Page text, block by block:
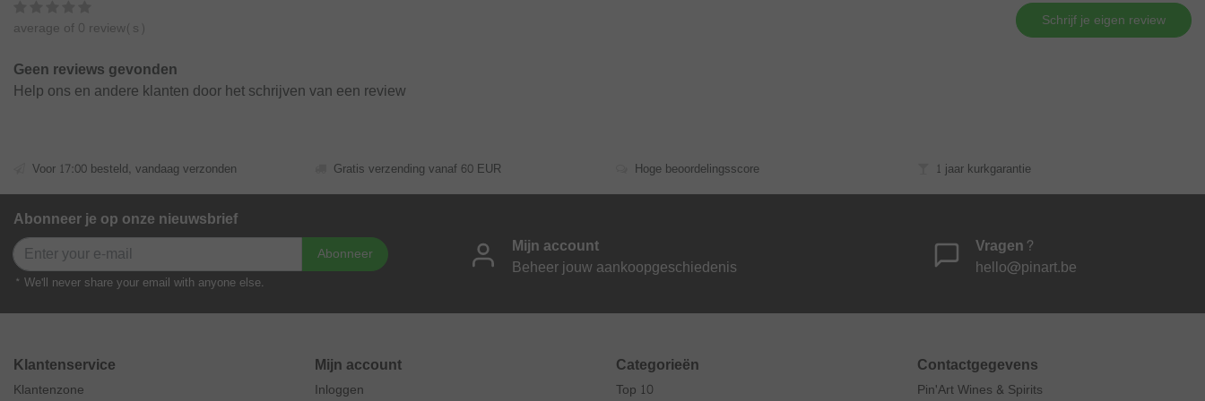
average of 0 review(s) Schrijf je eigen review
Geen reviews gevonden
Help ons en andere klanten door het schrijven van een review
Voor 17:00 besteld, vandaag verzonden Gratis verzending vanaf 60 EUR Hoge beoordelingsscore 1 jaar kurkgarantie
Abonneer je op onze nieuwsbrief
Abonneer
* We'll never share your email with anyone else.
Mijn account
Beheer jouw aankoopgeschiedenis
Vragen?
hello@pinart.be
Klantenservice
Klantenzone
Mijn account
Inloggen
Categorieën
Top 10
Contactgegevens
Pin'Art Wines & Spirits